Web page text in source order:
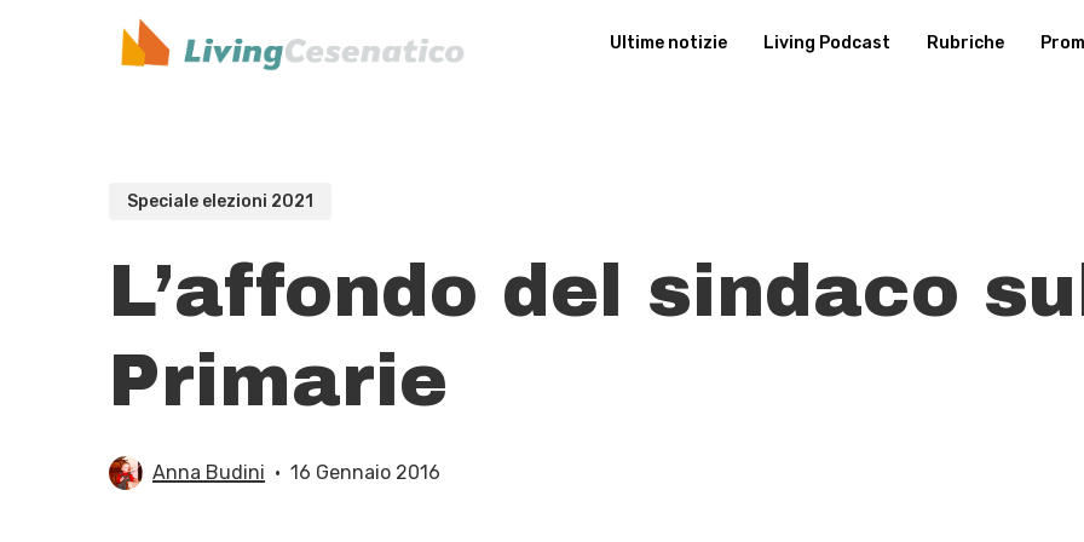
Ultime notizie Living Podcast Rubriche
Speciale elezioni 2021
L’affondo del sindaco
Primarie
Anna Budini 16 Gennaio 2016